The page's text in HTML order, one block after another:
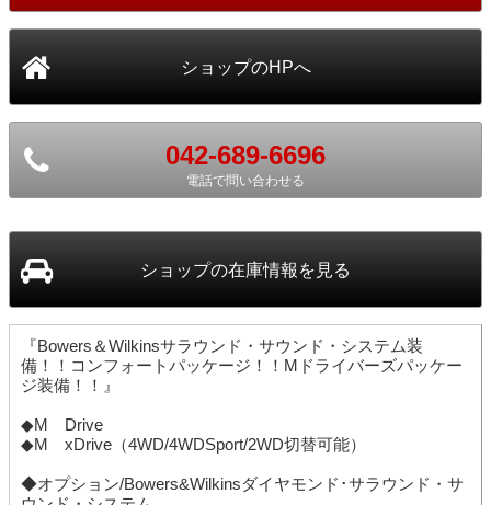
042-689-6696
電話で問い合わせる
ショップの在庫情報を見る
『Bowers＆Wilkinsサラウンド・サウンド・システム装
備！！コンフォートパッケージ！！Mドライバーズパッケー
ジ装備！！』
◆M Drive
◆M xDrive（4WD/4WDSport/2WD切替可能）
◆オプション/Bowers&Wilkinsダイヤモンド･サラウンド・サ